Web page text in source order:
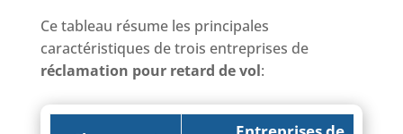
Ce tableau résume les principales
caractéristiques de trois entreprises de
réclamation pour retard de vol: